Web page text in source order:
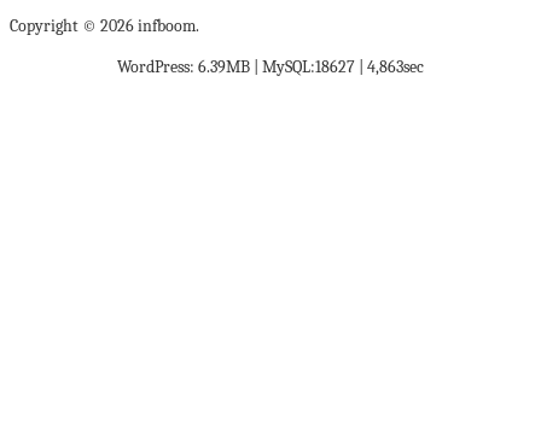
Copyright © 2026 infboom.
WordPress: 6.39MB | MySQL:18627 | 4,863sec